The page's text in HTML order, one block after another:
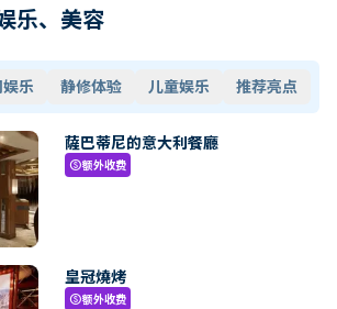
乐、美容
乐 静修体验 儿童娱乐 推荐亮点
薩巴蒂尼的意大利餐廳
paid额外收费
皇冠燒烤
paid额外收费